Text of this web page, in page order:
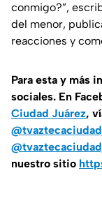
conmigo?”,
del menor,
reacciones y
Para esta y más
sociales. En
Ciudad Juárez,
nuestro sitio